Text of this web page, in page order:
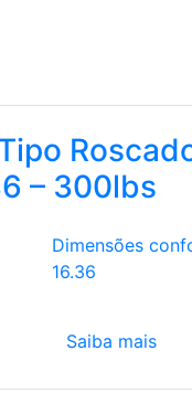
– 300lbs
Dimensões
16.36
Saiba mais